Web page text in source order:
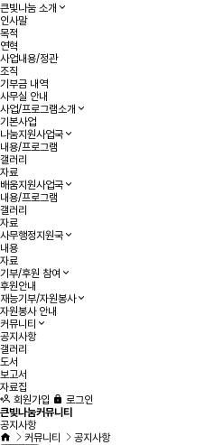
큰빛나눔 소개
인사말
목적
연혁
사업내용/정관
조직
기부금 내역
사무실 안내
사업/프로그램소개
기본사업
나눔지원사업국
내용/프로그램
갤러리
자료
배움지원사업국
내용/프로그램
갤러리
자료
사무행정지원국
내용
자료
기부/후원 참여
후원안내
재능기부/자원봉사
자원봉사 안내
커뮤니티
공지사항
갤러리
도서
보고서
자료집
회원가입
로그인
큰빛나눔커뮤니티
공지사항
커뮤니티
공지사항